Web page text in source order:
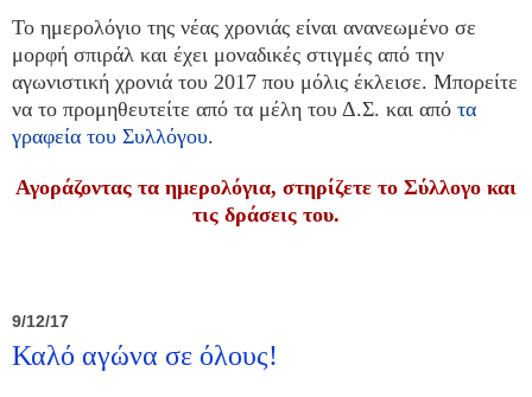
Το ημερολόγιο της νέας χρονιάς είναι ανανεωμένο σε
μορφή σπιράλ και έχει μοναδικές στιγμές από την
αγωνιστική χρονιά του 2017 που μόλις έκλεισε. Μπορείτε
να το προμηθευτείτε από τα μέλη του Δ.Σ. και από τα
γραφεία του Συλλόγου.
Αγοράζοντας τα ημερολόγια, στηρίζετε το Σύλλογο και
τις δράσεις του.
9/12/17
Καλό αγώνα σε όλους!